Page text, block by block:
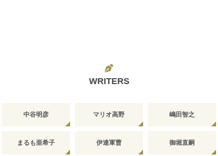
WRITERS
中谷明彦 マリオ高野 嶋田智之
まるも亜希子 伊達軍曹 御堀直嗣